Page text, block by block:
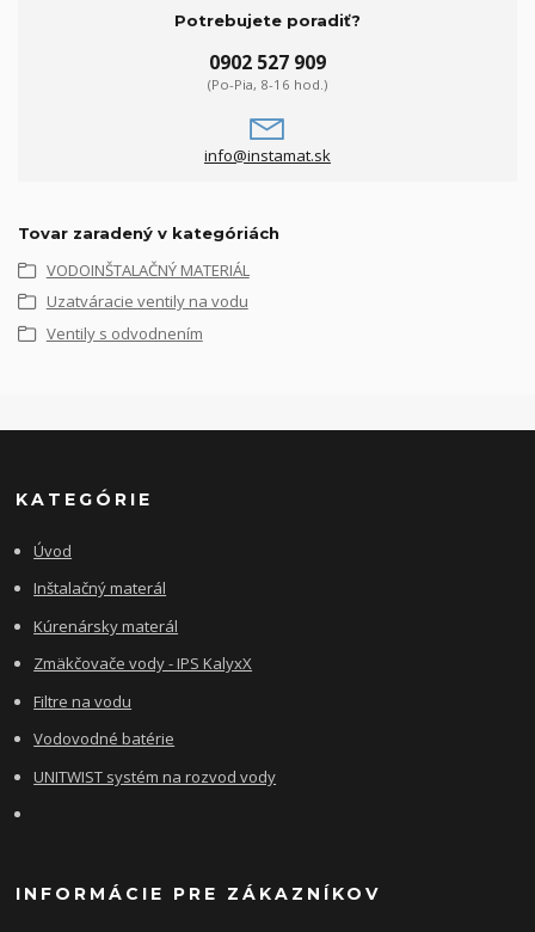
Potrebujete poradiť?
0902 527 909
(Po-Pia, 8-16 hod.)
info@instamat.sk
Tovar zaradený v kategóriách
VODOINŠTALAČNÝ MATERIÁL
Uzatváracie ventily na vodu
Ventily s odvodnením
KATEGÓRIE
Úvod
Inštalačný materál
Kúrenársky materál
Zmäkčovače vody - IPS KalyxX
Filtre na vodu
Vodovodné batérie
UNITWIST systém na rozvod vody
INFORMÁCIE PRE ZÁKAZNÍKOV